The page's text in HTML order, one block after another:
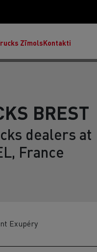
ZīmolsKontakti
BREST
dealers at
France
Exupéry